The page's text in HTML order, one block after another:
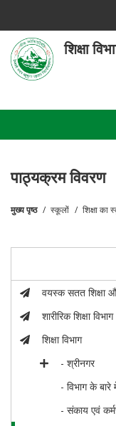
main
content
शिक्षा
हेमवती
एक
पाठ्यक्रम विवरण
मुख्य पृष्ठ स्कूलों शिक्षा का
वयस्क सतत शिक्षा
शारीरिक शिक्षा विभाग
शिक्षा विभाग
- श्रीनगर
- विभाग के बारे
- संकाय एवं